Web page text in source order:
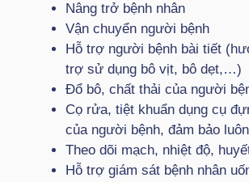
Nâng trở bệnh nhân
Vận chuyển người bệnh
Hỗ trợ người bệnh bài tiết
trợ sử dụng bô vịt, bô dẹt,…)
Đổ bô, chất thải của người
Cọ rửa, tiệt khuẩn dụng cụ
của người bệnh, đảm bảo
Theo dõi mạch, nhiệt độ,
Hỗ trợ giám sát bệnh nhân